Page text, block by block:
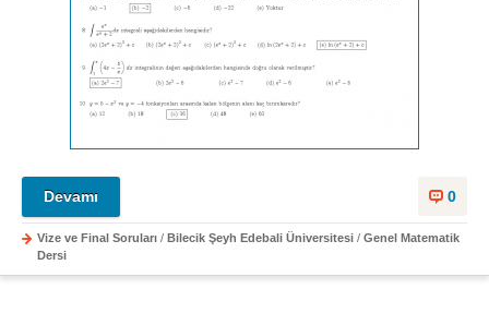
0
Devamı
Vize ve Final Soruları / Bilecik Şeyh Edebali Üniversitesi / Genel Matematik
Dersi